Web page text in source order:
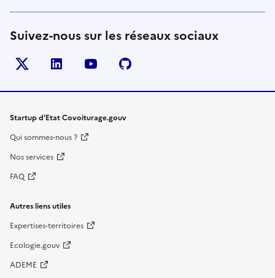
Suivez-nous sur les réseaux sociaux
Twitter
- nouvelle fenêtre
LinkedIn
- nouvelle fenêtre
YouTube
- nouvelle fenêtre
- nouvelle fenêtre
Startup d'Etat Covoiturage.gouv
Qui sommes-nous ?
Nos services
FAQ
Autres liens utiles
Expertises-territoires
Ecologie.gouv
ADEME